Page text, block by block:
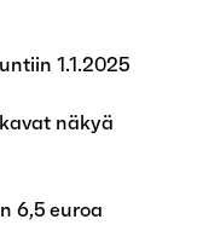
1.1.2025
näkyä
6,5 euroa